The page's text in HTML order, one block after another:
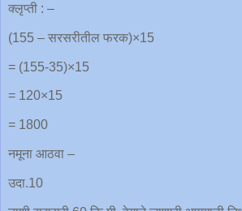
क्लृप्ती : –
(155 – सरसरीतील फरक)×15
= (155-35)×15
= 120×15
= 1800
नमूना आठवा –
उदा.10